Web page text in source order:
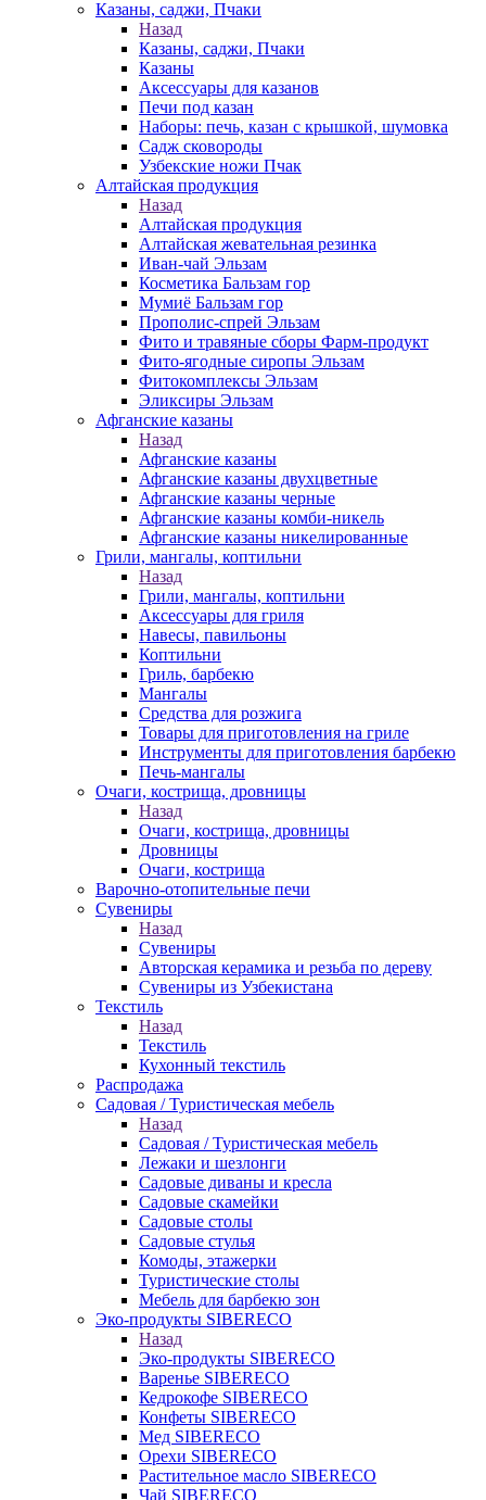
Казаны, саджи, Пчаки
Назад
Казаны, саджи, Пчаки
Казаны
Аксессуары для казанов
Печи под казан
Наборы: печь, казан с крышкой, шумовка
Садж сковороды
Узбекские ножи Пчак
Алтайская продукция
Назад
Алтайская продукция
Алтайская жевательная резинка
Иван-чай Эльзам
Косметика Бальзам гор
Мумиё Бальзам гор
Прополис-спрей Эльзам
Фито и травяные сборы Фарм-продукт
Фито-ягодные сиропы Эльзам
Фитокомплексы Эльзам
Эликсиры Эльзам
Афганские казаны
Назад
Афганские казаны
Афганские казаны двухцветные
Афганские казаны черные
Афганские казаны комби-никель
Афганские казаны никелированные
Грили, мангалы, коптильни
Назад
Грили, мангалы, коптильни
Аксессуары для гриля
Навесы, павильоны
Коптильни
Гриль, барбекю
Мангалы
Средства для розжига
Товары для приготовления на гриле
Инструменты для приготовления барбекю
Печь-мангалы
Очаги, кострища, дровницы
Назад
Очаги, кострища, дровницы
Дровницы
Очаги, кострища
Варочно-отопительные печи
Сувениры
Назад
Сувениры
Авторская керамика и резьба по дереву
Сувениры из Узбекистана
Текстиль
Назад
Текстиль
Кухонный текстиль
Распродажа
Садовая / Туристическая мебель
Назад
Садовая / Туристическая мебель
Лежаки и шезлонги
Садовые диваны и кресла
Садовые скамейки
Садовые столы
Садовые стулья
Комоды, этажерки
Туристические столы
Мебель для барбекю зон
Эко-продукты SIBERECO
Назад
Эко-продукты SIBERECO
Варенье SIBERECO
Кедрокофе SIBERECO
Конфеты SIBERECO
Мед SIBERECO
Орехи SIBERECO
Растительное масло SIBERECO
Чай SIBERECO